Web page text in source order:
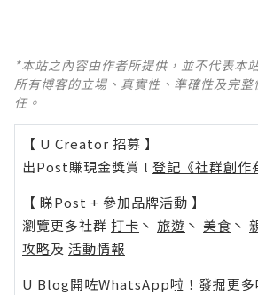
*本站之內容由作者所提供，並不代表本
所有博客的立場、真實性、準確性及完
任。
【 U Creator 招募 】
出Post賺現金獎賞 l 登記《社群創作
【 睇Post + 參加品牌活動 】
瀏覽更多社群 打卡 丶 旅遊 丶 美食 丶
攻略及 活動情報
U Blog開咗WhatsApp啦！發掘更多